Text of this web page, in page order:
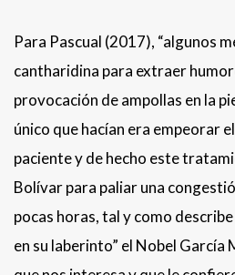
Para Pascual (2017), “algunos
cantharidina para extraer
provocación de ampollas en la
único que hacían era empeorar
paciente y de hecho este
Bolívar para paliar una
pocas horas, tal y como
en su laberinto” el Nobel García